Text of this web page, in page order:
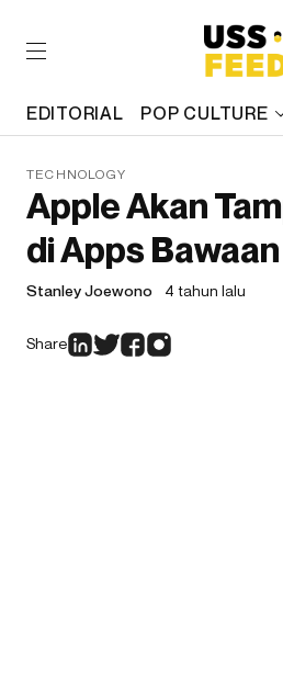
EDITORIAL POP CULTURE
TECHNOLOGY
Apple Akan
di Apps
Stanley Joewono 4 tahun lalu
Share